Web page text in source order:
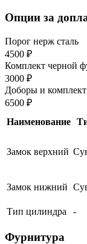
Опции за
Порог нерж сталь
4500 ₽
Комплект черной
3000 ₽
Доборы и
6500 ₽
Наименование
Замок верхний
Замок нижний
Тип цилиндра -
Фурнитура